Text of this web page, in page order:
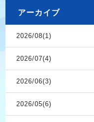
アーカイブ
2026/08(1)
2026/07(4)
2026/06(3)
2026/05(6)